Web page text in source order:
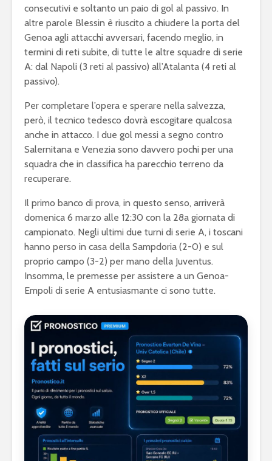
consecutivi e soltanto un paio di gol al passivo. In
altre parole Blessin è riuscito a chiudere la porta del
Genoa agli attacchi avversari, facendo meglio, in
termini di reti subite, di tutte le altre squadre di serie
A: dal Napoli (3 reti al passivo) all’Atalanta (4 reti al
passivo).
Per completare l’opera e sperare nella salvezza,
però, il tecnico tedesco dovrà escogitare qualcosa
anche in attacco. I due gol messi a segno contro
Salernitana e Venezia sono davvero pochi per una
squadra che in classifica ha parecchio terreno da
recuperare.
Il primo banco di prova, in questo senso, arriverà
domenica 6 marzo alle 12:30 con la 28a giornata di
campionato. Negli ultimi due turni di serie A, i toscani
hanno perso in casa della Sampdoria (2-0) e sul
proprio campo (3-2) per mano della Juventus.
Insomma, le premesse per assistere a un Genoa-
Empoli di serie A entusiasmante ci sono tutte.